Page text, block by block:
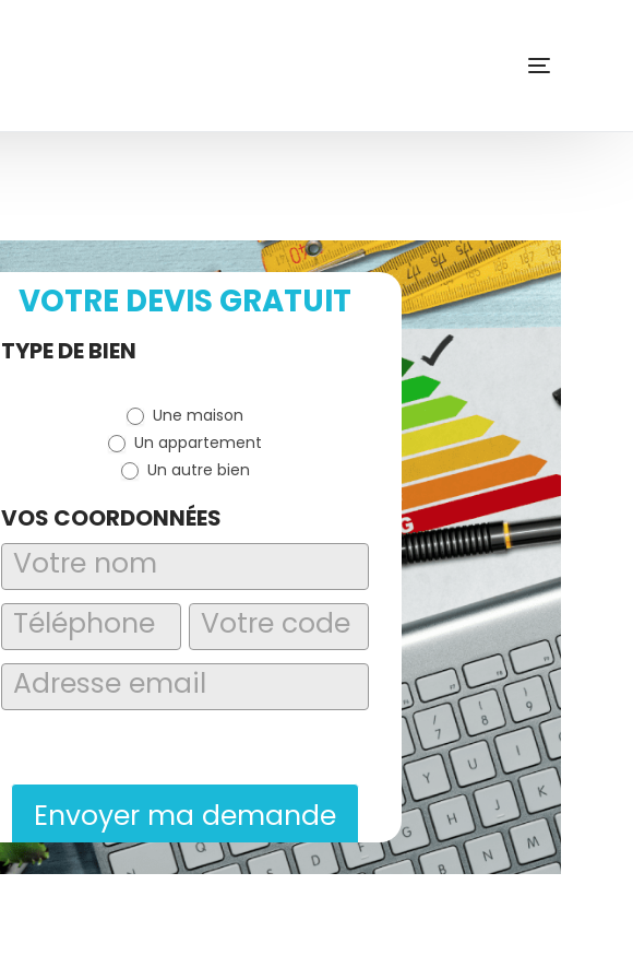
VOTRE DEVIS GRATUIT
Demande
TYPE DE BIEN
Une maison
Un appartement
Un autre bien
VOS COORDONNÉES
Envoyer ma demande